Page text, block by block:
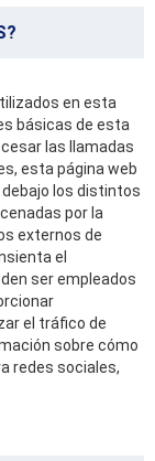
en esta
básicas de esta
las llamadas
esta página web
los distintos
por la
externos de
el
ser empleados
el tráfico de
sobre cómo
redes sociales,